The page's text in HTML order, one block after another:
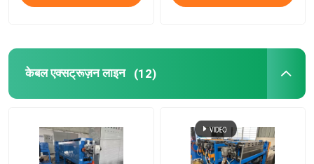
तांबा टपिंग मशीन
कॉपर अपकास्ट मशीन
केबल रोलिंग मशीन
तांबा वेल्डिंग मशीन
केबल एक्सट्रूज़न लाइन (12)